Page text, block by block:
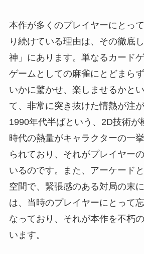
本作が多くのプレイヤーにとっ
り続けている理由は、その徹底
神」にあります。単なるカード
ゲームとしての麻雀にとどまら
いかに驚かせ、楽しませるかと
て、非常に突き抜けた情熱が注が
1990年代半ばという、2D技術が
時代の熱量がキャラクターの一
られており、それがプレイヤー
いるのです。また、アーケード
空間で、緊張感のある対局の末
は、当時のプレイヤーにとって
なっており、それが本作を不朽
います。